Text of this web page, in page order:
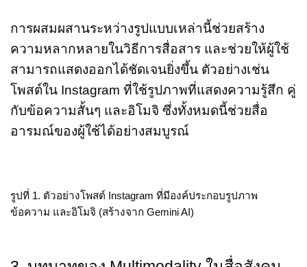
การผสมผสานระหว่างรูปแบบเหล่านี้ช่วยสร้าง
ความหลากหลายในวิธีการสื่อสาร และช่วยให้ผู้ใช้
สามารถแสดงออกได้ชัดเจนยิ่งขึ้น ตัวอย่างเช่น
โพสต์ใน Instagram ที่ใช้รูปภาพที่แสดงความรู้สึก คู่
กับข้อความสั้นๆ และอิโมจิ ซึ่งทั้งหมดนี้ช่วยสื่อ
อารมณ์ของผู้ใช้ได้อย่างสมบูรณ์
รูปที่ 1. ตัวอย่างโพสต์ Instagram ที่มีองค์ประกอบรูปภาพ
ข้อความ และอิโมจิ (สร้างจาก Gemini AI)